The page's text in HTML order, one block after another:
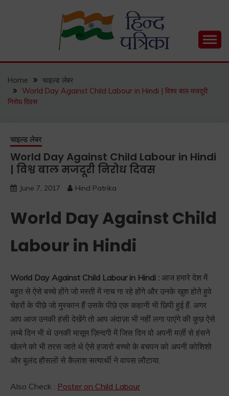
HIND PATRIKA
Status, Hindi Quotes, Hindi Inspirational Stories, Hindi
Home
चाइल्ड लेबर
World Day Against Child Labour in Hindi | विश्व बाल मजदूरी
निरोध दिवस
चाइल्ड लेबर
World Day Against Child Labour in Hindi
| विश्व बाल मजदूरी निरोध दिवस
June 7, 2017 Hind Patrika
World Day Against Child
Labour in Hindi
World Day Against Child Labour in Hindi : आज हमारे देश में
बहुत से ऐसे बच्चे होंगे जो मस्ती में नाच गा रहे होंगे और उनके खुश होते हुवे
चेहरों के पीछे जो मुस्कान हैं उसके पीछे एक कहानी भी छिपी हुई हैं. अगर
आप आज उनकी हंसी देखेंगे तो आप अंदाज़ा भी नहीं लगा पाएंगे की कुछ ऐसे
लम्बे दिन भी थे उनकी मासूम ज़िन्दगी में जिस दिन वो अपनी मर्ज़ी से हंसने
खेलने को भी तरस जाते थे ऐसे हजारो बच्चो के बचपन को अपनी कोशिशो
और बुलंद हौसलों से कैलाश सत्यार्थी ने वापस लौटाया.
Also Check : Poster on Child Labour